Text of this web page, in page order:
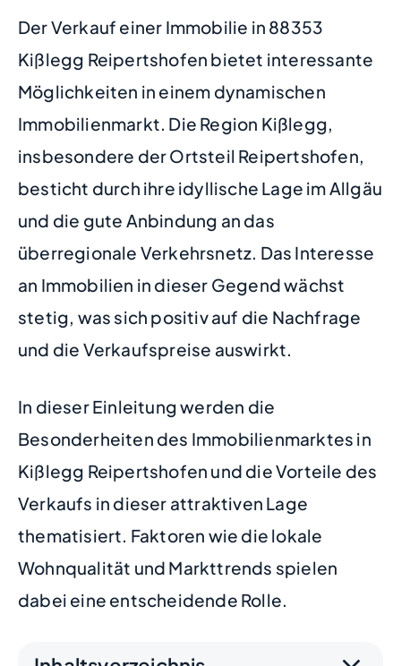
Der Verkauf einer Immobilie in 88353
Kißlegg Reipertshofen bietet interessante
Möglichkeiten in einem dynamischen
Immobilienmarkt. Die Region Kißlegg,
insbesondere der Ortsteil Reipertshofen,
besticht durch ihre idyllische Lage im Allgäu
und die gute Anbindung an das
überregionale Verkehrsnetz. Das Interesse
an Immobilien in dieser Gegend wächst
stetig, was sich positiv auf die Nachfrage
und die Verkaufspreise auswirkt.
In dieser Einleitung werden die
Besonderheiten des Immobilienmarktes in
Kißlegg Reipertshofen und die Vorteile des
Verkaufs in dieser attraktiven Lage
thematisiert. Faktoren wie die lokale
Wohnqualität und Markttrends spielen
dabei eine entscheidende Rolle.